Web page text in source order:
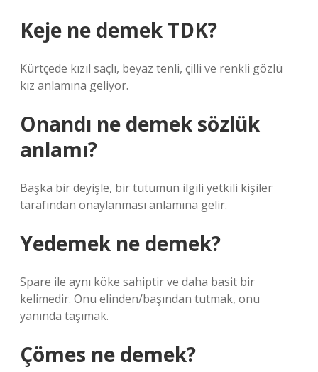
Keje ne demek TDK?
Kürtçede kızıl saçlı, beyaz tenli, çilli ve renkli gözlü
kız anlamına geliyor.
Onandı ne demek sözlük
anlamı?
Başka bir deyişle, bir tutumun ilgili yetkili kişiler
tarafından onaylanması anlamına gelir.
Yedemek ne demek?
Spare ile aynı köke sahiptir ve daha basit bir
kelimedir. Onu elinden/başından tutmak, onu
yanında taşımak.
Çömes ne demek?